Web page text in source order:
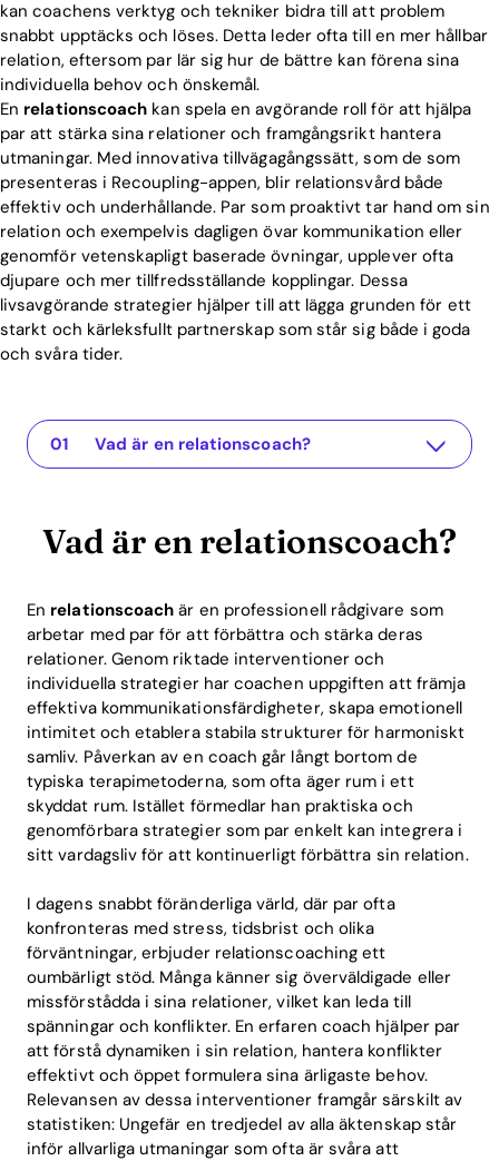
kan coachens verktyg och tekniker bidra till att problem
snabbt upptäcks och löses. Detta leder ofta till en mer hållbar
relation, eftersom par lär sig hur de bättre kan förena sina
individuella behov och önskemål.
En relationscoach kan spela en avgörande roll för att hjälpa
par att stärka sina relationer och framgångsrikt hantera
utmaningar. Med innovativa tillvägagångssätt, som de som
presenteras i Recoupling-appen, blir relationsvård både
effektiv och underhållande. Par som proaktivt tar hand om sin
relation och exempelvis dagligen övar kommunikation eller
genomför vetenskapligt baserade övningar, upplever ofta
djupare och mer tillfredsställande kopplingar. Dessa
livsavgörande strategier hjälper till att lägga grunden för ett
starkt och kärleksfullt partnerskap som står sig både i goda
och svåra tider.
Vad är en relationscoach?
Vad är en relationscoach?
En relationscoach är en professionell rådgivare som
arbetar med par för att förbättra och stärka deras
relationer. Genom riktade interventioner och
individuella strategier har coachen uppgiften att främja
effektiva kommunikationsfärdigheter, skapa emotionell
intimitet och etablera stabila strukturer för harmoniskt
samliv. Påverkan av en coach går långt bortom de
typiska terapimetoderna, som ofta äger rum i ett
skyddat rum. Istället förmedlar han praktiska och
genomförbara strategier som par enkelt kan integrera i
sitt vardagsliv för att kontinuerligt förbättra sin relation.
I dagens snabbt föränderliga värld, där par ofta
konfronteras med stress, tidsbrist och olika
förväntningar, erbjuder relationscoaching ett
oumbärligt stöd. Många känner sig överväldigade eller
missförstådda i sina relationer, vilket kan leda till
spänningar och konflikter. En erfaren coach hjälper par
att förstå dynamiken i sin relation, hantera konflikter
effektivt och öppet formulera sina ärligaste behov.
Relevansen av dessa interventioner framgår särskilt av
statistiken: Ungefär en tredjedel av alla äktenskap står
inför allvarliga utmaningar som ofta är svåra att